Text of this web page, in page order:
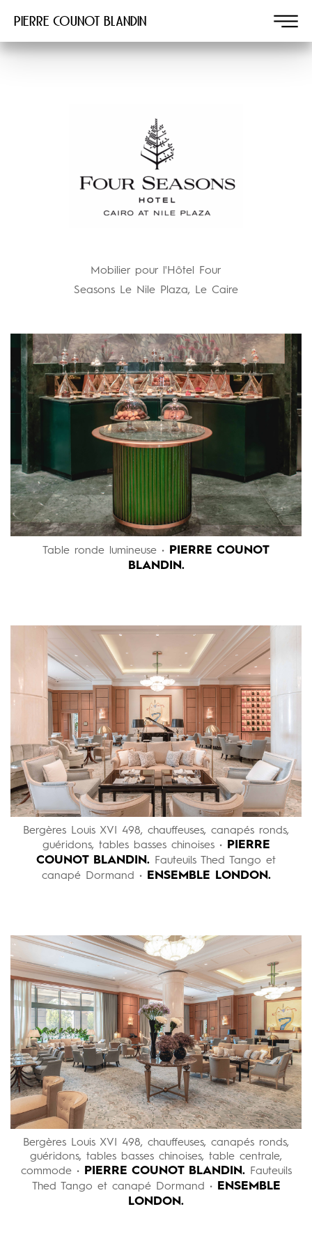
Pierre COUNOT BLANDIN
Mobilier pour l'Hôtel Four
Seasons Le Nile Plaza, Le Caire
Table ronde lumineuse • PIERRE COUNOT
BLANDIN.
Bergères Louis XVI 498, chauffeuses, canapés ronds,
guéridons, tables basses chinoises •PIERRE
COUNOT BLANDIN. Fauteuils Thed Tango et
canapé Dormand •ENSEMBLE LONDON.
Bergères Louis XVI 498, chauffeuses, canapés ronds,
guéridons, tables basses chinoises, table centrale,
commode •PIERRE COUNOT BLANDIN.Fauteuils
Thed Tango et canapé Dormand •ENSEMBLE
LONDON.